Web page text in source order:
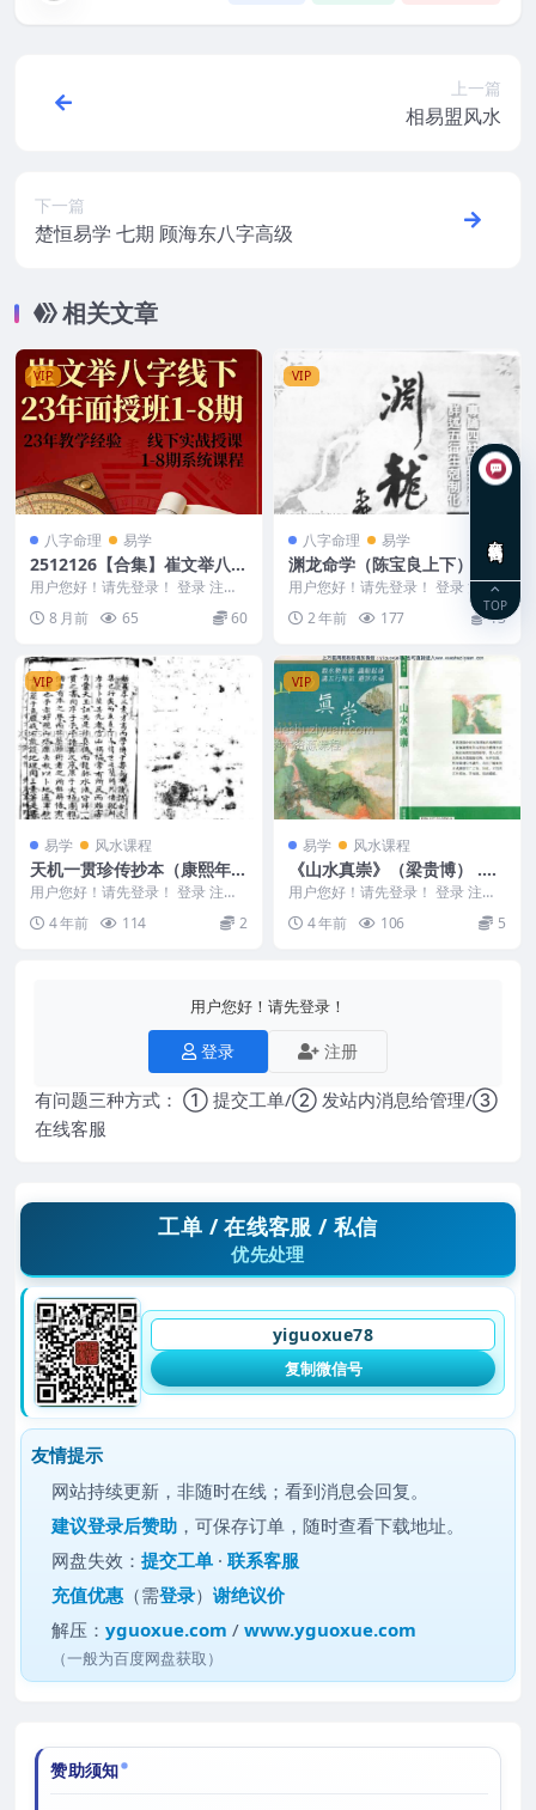
上一篇
相易盟风水
下一篇
楚恒易学 七期 顾海东八字高级
相关文章
VIP
八字命理 易学
2512126【合集】崔文举八字
线下23年面授班1-8期，8套
大合集Y
用户您好！请先登录！ 登录 注册
【合集】崔文举八字线下23年面授
班1-8期，8...
8 月前 65 60
VIP
八字命理 易学
渊龙命学（陈宝良上下）两册
用户您好！请先登录！ 登录 注册
渊龙命学（陈宝良上下） 250129
3 渊龙命...
2 年前 177 13
VIP
易学 风水课程
天机一贯珍传抄本（康熙年间
李三素秘本）
用户您好！请先登录！ 登录 注册
编号：D22819 天机一贯珍传抄本
（康熙年间...
4 年前 114 2
VIP
易学 风水课程
《山水真崇》（梁贵博） .pd
f用户您好！请先登录！ 登录 注册
编号：MY2212-200-168 《山水
真崇...4 年前 106 5
用户您好！请先登录！
登录 注册
有问题三种方式： ① 提交工单/② 发站内消息给管理/③
在线客服
工单 / 在线客服 / 私信
优先处理
yiguoxue78
复制微信号
友情提示
网站持续更新，非随时在线；看到消息会回复。
建议登录后赞助 ，可保存订单，随时查看下载地址。
网盘失效：提交工单 ·联系客服
充值优惠 （需登录）谢绝议价
解压：yguoxue.com /www.yguoxue.com
（一般为百度网盘获取）
赞助须知
TOP